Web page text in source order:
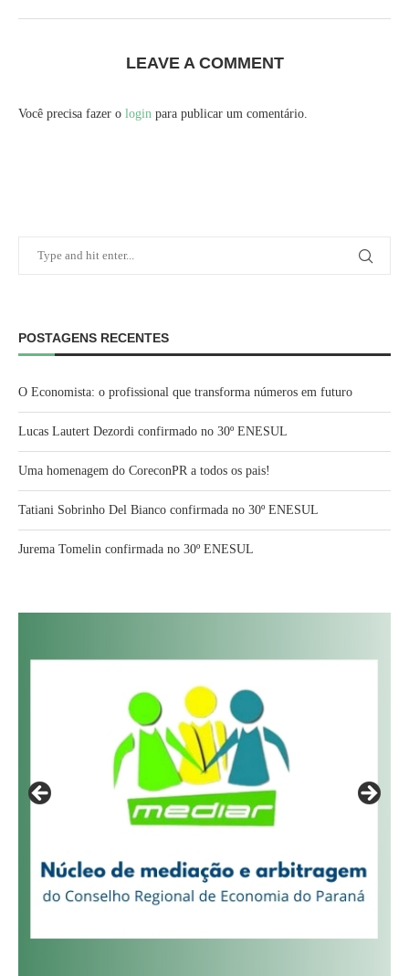
LEAVE A COMMENT
Você precisa fazer o login para publicar um comentário.
POSTAGENS RECENTES
O Economista: o profissional que transforma números em futuro
Lucas Lautert Dezordi confirmado no 30º ENESUL
Uma homenagem do CoreconPR a todos os pais!
Tatiani Sobrinho Del Bianco confirmada no 30º ENESUL
Jurema Tomelin confirmada no 30º ENESUL